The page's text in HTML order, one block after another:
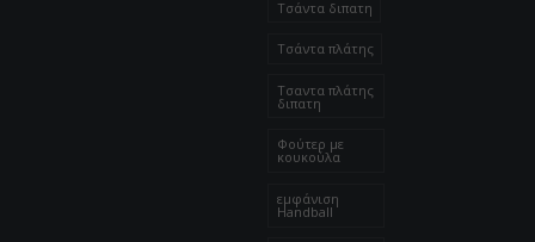
Τσάντα διπατη
Τσάντα πλάτης
Τσαντα πλάτης
διπατη
Φούτερ με
κουκούλα
εμφάνιση
Handball